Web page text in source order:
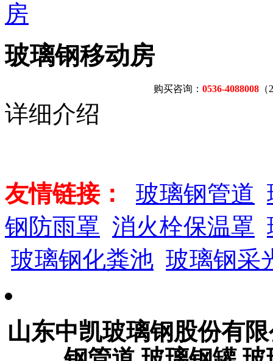
房
玻璃钢移动房
购买咨询： 0536-4088008
详细介绍
友情链接： 玻璃钢管道
钢防雨罩 消火栓保温罩
玻璃钢化粪池 玻璃钢采
山东中凯玻璃钢股份有